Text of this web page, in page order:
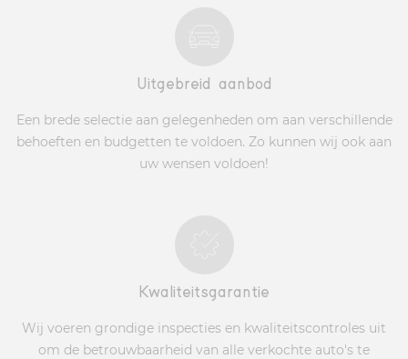
Uitgebreid aanbod
Een brede selectie aan gelegenheden om aan verschillende
behoeften en budgetten te voldoen. Zo kunnen wij ook aan
uw wensen voldoen!
Kwaliteitsgarantie
Wij voeren grondige inspecties en kwaliteitscontroles uit
om de betrouwbaarheid van alle verkochte auto's te